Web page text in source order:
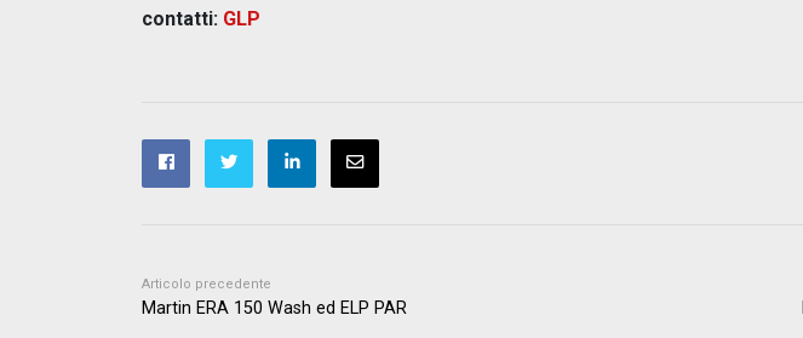
contatti: GLP
Articolo precedente
Martin ERA 150 Wash ed ELP PAR